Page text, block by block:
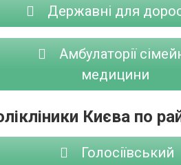
Державні для
Амбулаторії
медицини
Києва по
Голосіївський